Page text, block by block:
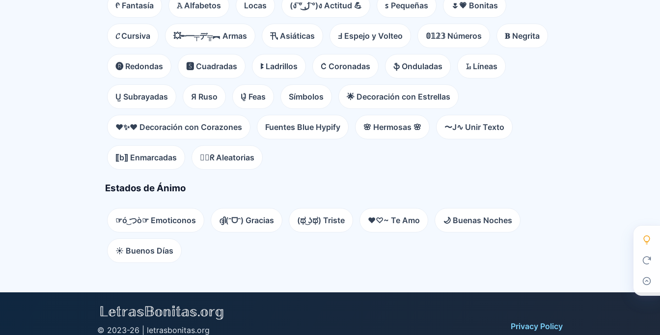
ᠻ Fantasía 𝙰 Alfabetos Locas (ง ͠° ͟ل͜ ͡°)ง Actitud 💪 ꜱ Pequeñas 🌷💗 Bonitas
𝓒 Cursiva 💥╾━╤デ╦︻ Armas 卂 Asiáticas Ⅎ Espejo y Volteo 𝟘𝟙𝟚𝟛 Números 𝐁 Negrita
🅡 Redondas 🆂 Cuadradas ꔪ Ladrillos C͛ Coronadas ֆ Onduladas 𝙻̷ Líneas
U̺ Subrayadas Я Ruso U̵̮̽ Feas Símbolos 🌟 Decoración con Estrellas
❤️✨❤️ Decoración con Corazones Fuentes Blue Hypify 🌸 Hermosas 🌸 〜J∿ Unir Texto
⟦b⟧ Enmarcadas 😵‍💫ᖇ Aleatorias
Estados de Ánimo
☞ó ͜つò☞ Emoticonos ദ്ദി(ᵔᗜᵔ) Gracias (ಥ ͜ʖಥ) Triste ♥♡~ Te Amo 🌙 Buenas Noches
☀️ Buenos Días
© 2023-26 | letrasbonitas.org Privacy Policy